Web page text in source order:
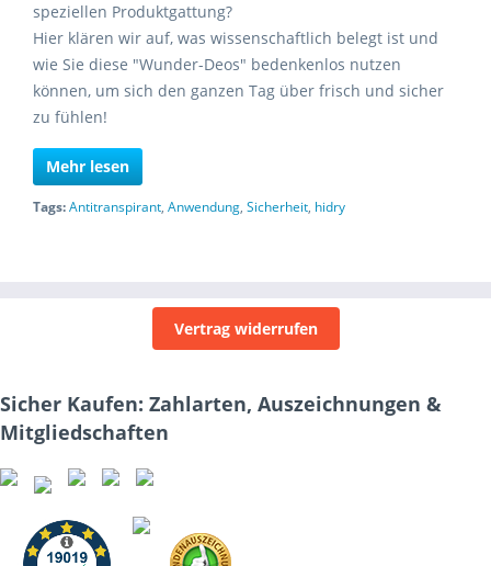
speziellen Produktgattung?
Hier klären wir auf, was wissenschaftlich belegt ist und
wie Sie diese "Wunder-Deos" bedenkenlos nutzen
können, um sich den ganzen Tag über frisch und sicher
zu fühlen!
Mehr lesen
Tags:Antitranspirant, Anwendung, Sicherheit, hidry
Vertrag widerrufen
Sicher Kaufen: Zahlarten, Auszeichnungen &
Mitgliedschaften